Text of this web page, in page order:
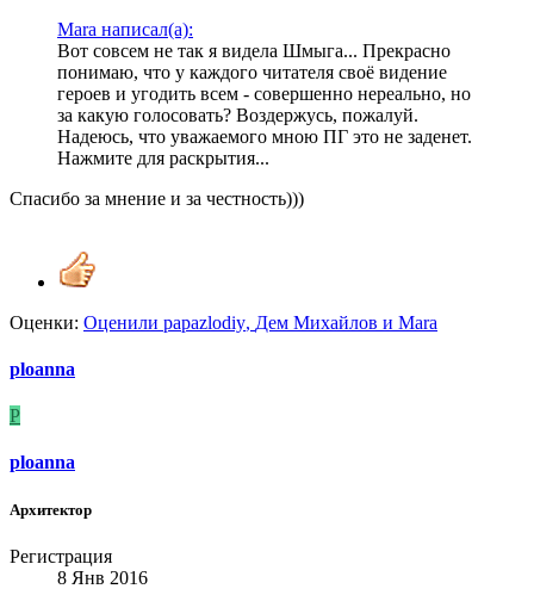
Mara написал(а):
Вот совсем не так я видела Шмыга... Прекрасно
понимаю, что у каждого читателя своё видение
героев и угодить всем - совершенно нереально, но
за какую голосовать? Воздержусь, пожалуй.
Надеюсь, что уважаемого мною ПГ это не заденет.
Нажмите для раскрытия...
Спасибо за мнение и за честность)))
Оценки: Оценили papazlodiy, Дем Михайлов и Mara
ploanna
P
ploanna
Архитектор
Регистрация
8 Янв 2016